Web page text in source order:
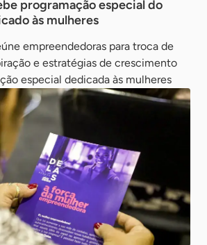
programação especial do
às mulheres
empreendedoras para troca de
e estratégias de crescimento
especial dedicada às mulheres